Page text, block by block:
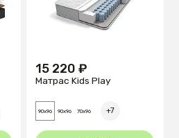
15 220 ₽
Матрас Kids Play
90x96 90x96 70x96 +7